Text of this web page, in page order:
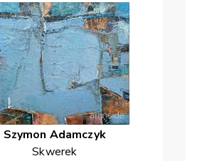
Szymon Adamczyk
Skwerek